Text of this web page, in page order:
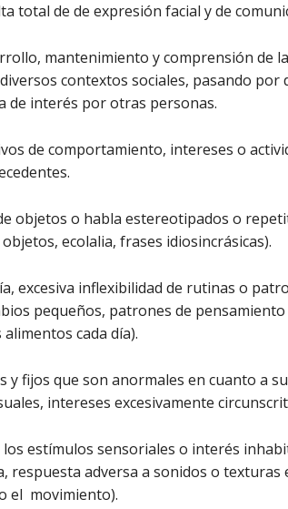
total de de expresión facial y de
mantenimiento y comprensión de
contextos sociales, pasando
de interés por otras personas.
de comportamiento, intereses o
o habla estereotipados o
ecolalia, frases idiosincrásicas).
excesiva inflexibilidad de rutinas o
pequeños, patrones de
cada día).
fijos que son anormales en cuanto a
intereses excesivamente
estímulos sensoriales o interés
adversa a sonidos o texturas
el movimiento).